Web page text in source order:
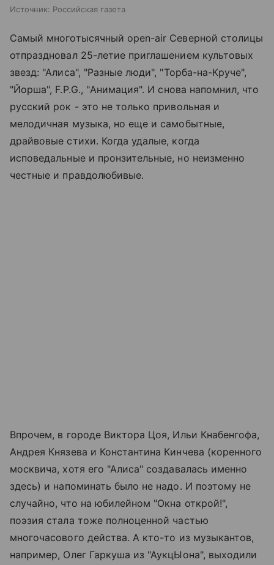
Источник: Российская газета
Самый многотысячный open-air Северной столицы
отпраздновал 25-летие приглашением культовых
звезд: "Алиса", "Разные люди", "Торба-на-Круче",
"Йорша", F.P.G., "Анимация". И снова напомнил, что
русский рок - это не только привольная и
мелодичная музыка, но еще и самобытные,
драйвовые стихи. Когда удалые, когда
исповедальные и пронзительные, но неизменно
честные и правдолюбивые.
Впрочем, в городе Виктора Цоя, Ильи Кнабенгофа,
Андрея Князева и Константина Кинчева (коренного
москвича, хотя его "Алиса" создавалась именно
здесь) и напоминать было не надо. И поэтому не
случайно, что на юбилейном "Окна открой!",
поэзия стала тоже полноценной частью
многочасового действа. А кто-то из музыкантов,
например, Олег Гаркуша из "АукцЫона", выходили